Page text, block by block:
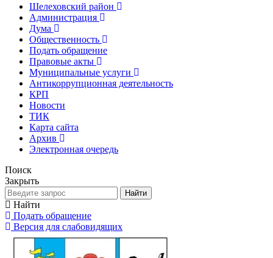
Шелеховский район
Администрация
Дума
Общественность
Подать обращение
Правовые акты
Муниципальные услуги
Антикоррупционная деятельность
КРП
Новости
ТИК
Карта сайта
Архив
Электронная очередь
Поиск
Закрыть
Найти
Найти
Подать обращение
Версия для слабовидящих